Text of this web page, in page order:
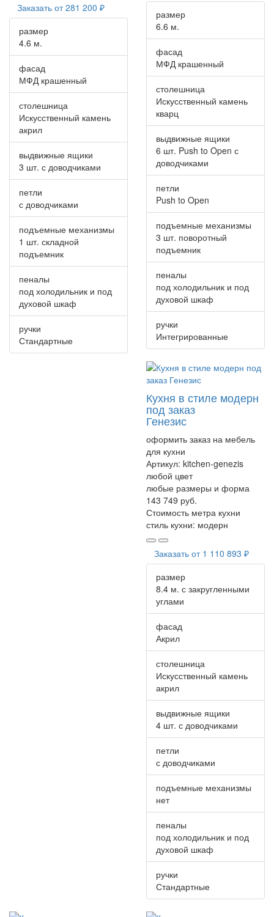
Заказать от281 200 ₽
размер
4.6 м.
фасад
МФД крашенный
столешница
Искусственный камень
акрил
выдвижные ящики
3 шт. с доводчиками
петли
с доводчиками
подъемные механизмы
1 шт. складной
подъемник
пеналы
под холодильник и под
духовой шкаф
ручки
Стандартные
размер
6.6 м.
фасад
МФД крашенный
столешница
Искусственный камень
кварц
выдвижные ящики
6 шт. Push to Open с
доводчиками
петли
Push to Open
подъемные механизмы
3 шт. поворотный
подъемник
пеналы
под холодильник и под
духовой шкаф
ручки
Интегрированные
Кухня в стиле модерн
под заказ
Генезис
оформить заказ на мебель
для кухни
Артикул: kitchen-genezis
любой цвет
любые размеры и форма
143 749 руб.
Стоимость метра кухни
стиль кухни: модерн
Заказать от 1 110 893 ₽
размер
8.4 м. с закругленными
углами
фасад
Акрил
столешница
Искусственный камень
акрил
выдвижные ящики
4 шт. с доводчиками
петли
с доводчиками
подъемные механизмы
нет
пеналы
под холодильник и под
духовой шкаф
ручки
Стандартные